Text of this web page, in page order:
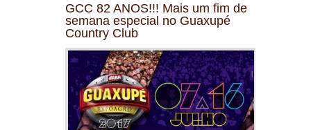
GCC 82 ANOS!!! Mais um fim de
semana especial no Guaxupé
Country Club